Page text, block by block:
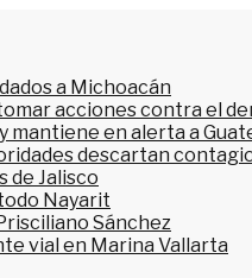
a Michoacán
acciones contra el
mantiene en alerta a
descartan
de Jalisco
Nayarit
Sánchez
vial en Marina Vallarta